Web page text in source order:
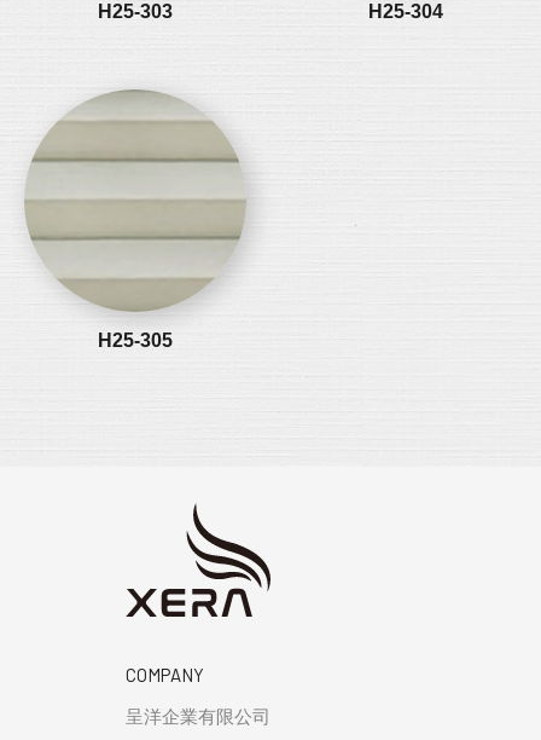
H25-303 H25-304
H25-305
COMPANY
呈洋企業有限公司